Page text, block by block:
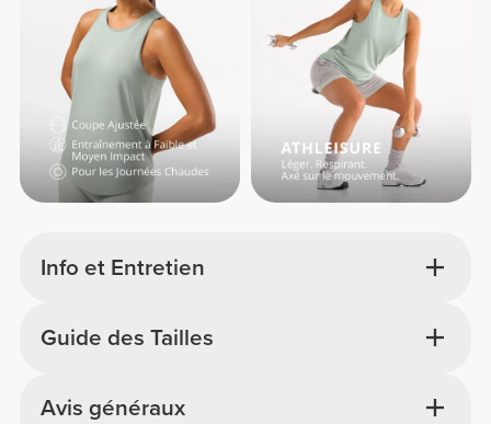
Info et Entretien
Avis généraux
Guide des Tailles